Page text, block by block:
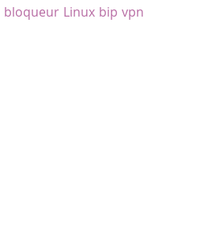
bloqueur Linux bip vpn